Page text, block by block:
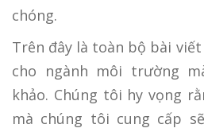
chóng.
Trên đây là toàn bộ bài
cho ngành môi trường
khảo. Chúng tôi hy vọng
mà chúng tôi cung cấp